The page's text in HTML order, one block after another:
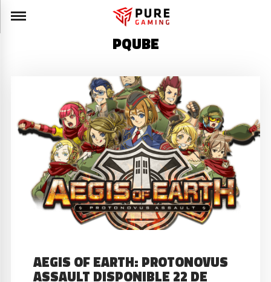
PQUBE
AEGIS OF EARTH: PROTONOVUS
ASSAULT DISPONIBLE 22 DE